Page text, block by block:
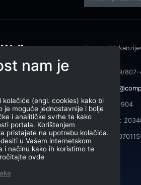
© 2026
Adresa:
Telefon: 069/807-
PIB: 105340904
Matični broj:
TR: 165-
nam je
(engl. cookies) kako bi
je moguće jednostavnije i bolje
i analitičke svrhe te kako
portala. Korištenjem
pristajete na upotrebu kolačića.
u Vašem internetskom
i načinu kako ih koristimo te
ovde